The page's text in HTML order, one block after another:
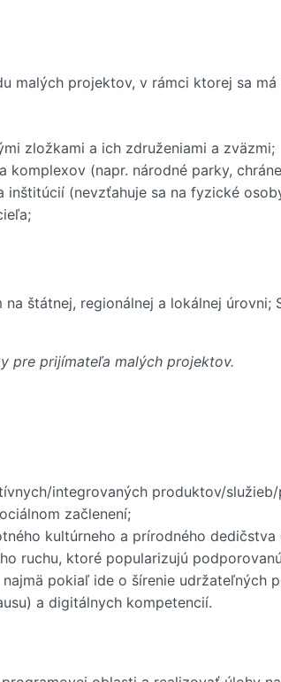
malých projektov, v rámci ktorej sa
zložkami a ich združeniami a zväzmi;
(napr. národné parky,
(nevzťahuje sa na fyzické
štátnej, regionálnej a lokálnej úrovni;
pre prijímateľa malých projektov.
integrovaných produktov/
začlenení;
kultúrneho a prírodného
ruchu, ktoré popularizujú
pokiaľ ide o šírenie udržateľných
a digitálnych kompetencií.